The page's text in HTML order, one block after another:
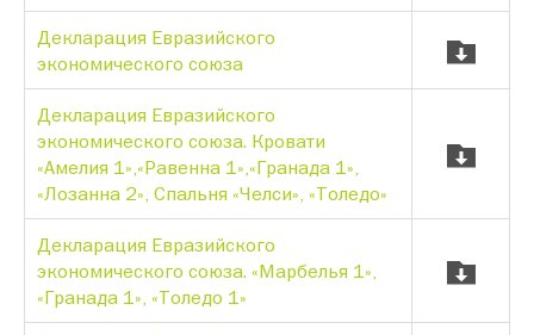
Декларация Евразийского
экономического союза
Декларация Евразийского
экономического союза. Кровати
«Амелия 1»,«Равенна 1»,«Гранада 1»,
«Лозанна 2», Спальня «Челси», «Толедо»
Декларация Евразийского
экономического союза. «Марбелья 1»,
«Гранада 1», «Толедо 1»